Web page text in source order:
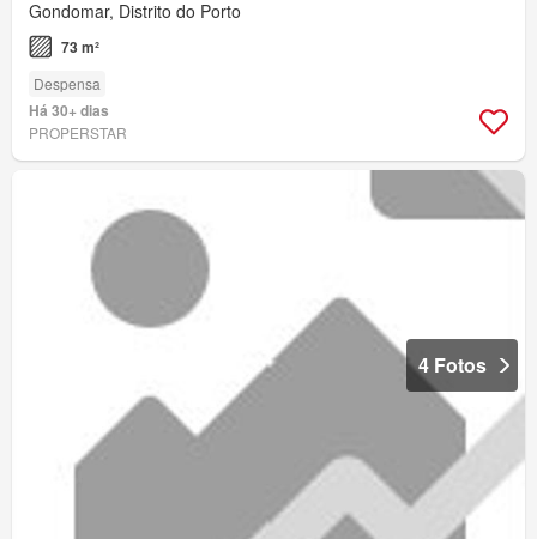
Gondomar, Distrito do Porto
73 m²
Despensa
Há 30+ dias
PROPERSTAR
4 Fotos